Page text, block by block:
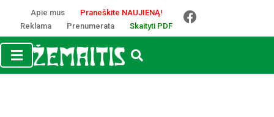
Apie mus
Praneškite NAUJIENĄ!
Reklama
Prenumerata Skaityti PDF